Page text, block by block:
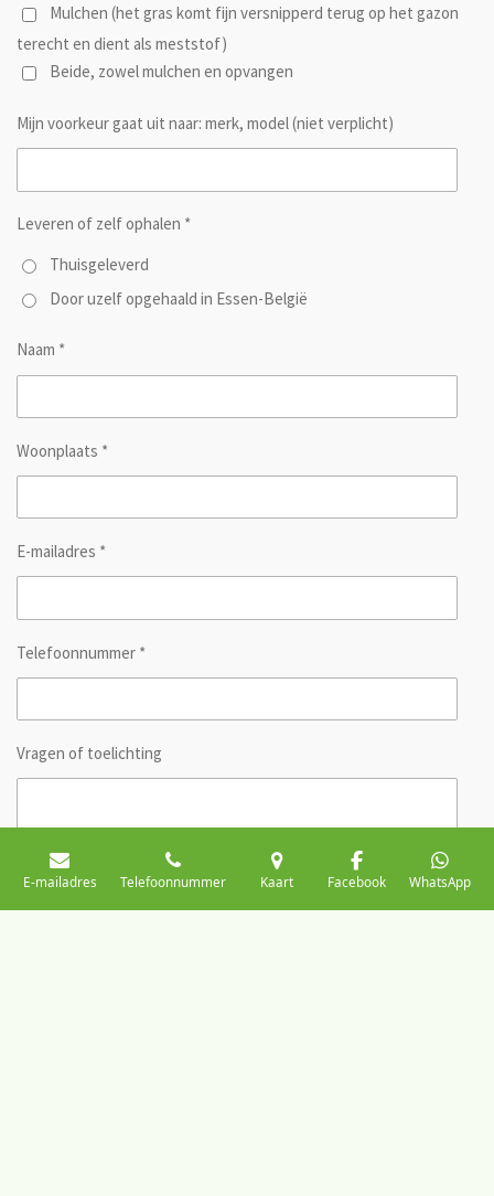
Mulchen (het gras komt fijn versnipperd terug op het gazon
terecht en dient als meststof)
Beide, zowel mulchen en opvangen
Mijn voorkeur gaat uit naar: merk, model (niet verplicht)
Leveren of zelf ophalen *
Thuisgeleverd
Door uzelf opgehaald in Essen-België
Naam *
Woonplaats *
E-mailadres *
Telefoonnummer *
Vragen of toelichting
Stuur mij een kopie
E-mailadres Telefoonnummer Kaart Facebook WhatsApp